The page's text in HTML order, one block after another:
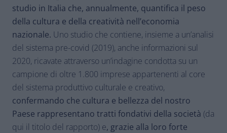
studio in Italia che, annualmente, quantifica il peso
della cultura e della creatività nell’economia
nazionale. Uno studio che contiene, insieme a un’analisi
del sistema pre-covid (2019), anche informazioni sul
2020, ricavate attraverso un’indagine condotta su un
campione di oltre 1.800 imprese appartenenti al core
del sistema produttivo culturale e creativo,
confermando che cultura e bellezza del nostro
Paese rappresentano tratti fondativi della società (da
qui il titolo del rapporto) e, grazie alla loro forte